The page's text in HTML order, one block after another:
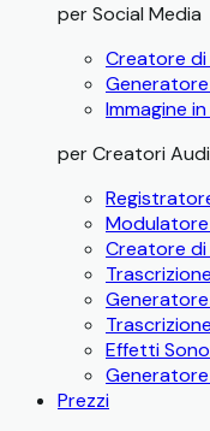
per Social Media
Creatore
Immagine
per Creatori
Creatore di
Effetti
Prezzi